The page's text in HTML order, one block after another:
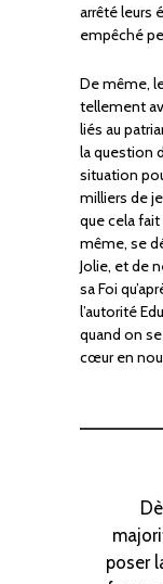
arrêté leurs
empêché
De même,
tellement
liés au
la question
situation
milliers de
que cela
même, se
Jolie, et de
sa Foi
l’autorité
quand on
cœur en
Dès 2004, les féministes,
poser